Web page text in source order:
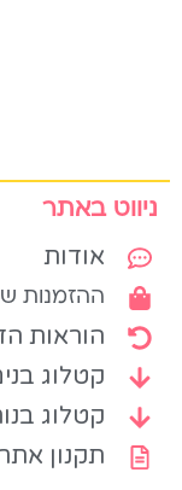
ניווט באתר
אודות
ההזמנות
הוראות
קטלוג
קטלוג
תקנון אתר